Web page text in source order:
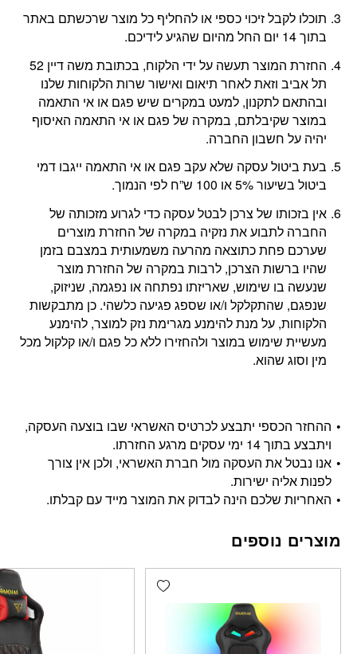
תוכלו לקבל זיכוי כספי או להחליף כל מוצר שרכשתם באתר
בתוך 14 יום החל מהיום שהגיע לידיכם.
החזרת המוצר תעשה על ידי הלקוח, בכתובת משה דיין 52
תל אביב וזאת לאחר תיאום ואישור שרות הלקוחות שלנו
ובהתאם לתקנון, למעט במקרים שיש פגם או אי התאמה
במוצר שקיבלתם, במקרה של פגם או אי התאמה האיסוף
יהיה על חשבון החברה.
בעת ביטול עסקה שלא עקב פגם או אי התאמה ייגבו דמי
ביטול בשיעור 5% או 100 ש”ח לפי הנמוך.
אין בזכותו של צרכן לבטל עסקה כדי לגרוע מזכותה של
החברה לתבוע את נזקיה במקרה של החזרת מוצרים
שערכם פחת כתוצאה מהרעה משמעותית במצבם בזמן
שהיו ברשות הצרכן, לרבות במקרה של החזרת מוצר
שנעשה בו שימוש, שאריזתו נפתחה או נפגמה, שניזוק,
שנפגם, שהתקלקל ו/או שספג פגיעה כלשהי. כן מתבקשות
הלקוחות, על מנת להימנע מגרימת נזק למוצר, להימנע
מעשיית שימוש במוצר ולהחזירו ללא כל פגם ו/או קלקול מכל
מין וסוג שהוא.
ההחזר הכספי יתבצע לכרטיס האשראי שבו בוצעה העסקה,
ויתבצע בתוך 14 ימי עסקים מרגע החזרתו.
אנו נבטל את העסקה מול חברת האשראי, ולכן אין צורך
לפנות אליה ישירות.
האחריות שלכם הינה לבדוק את המוצר מייד עם קבלתו.
מוצרים נוספים
Add wishlist